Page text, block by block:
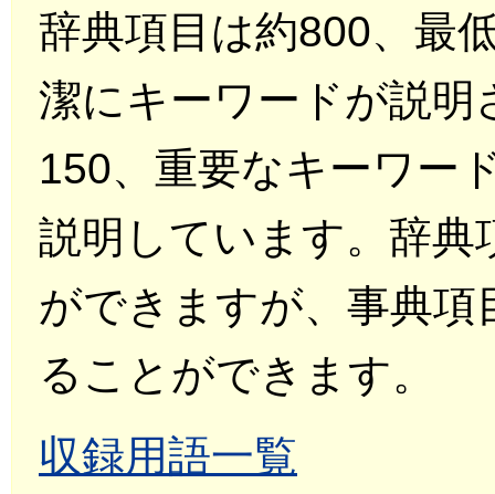
辞典項目は約800、最
潔にキーワードが説明
150、重要なキーワー
説明しています。辞
ができますが、事典
ることができます。
収録用語一覧